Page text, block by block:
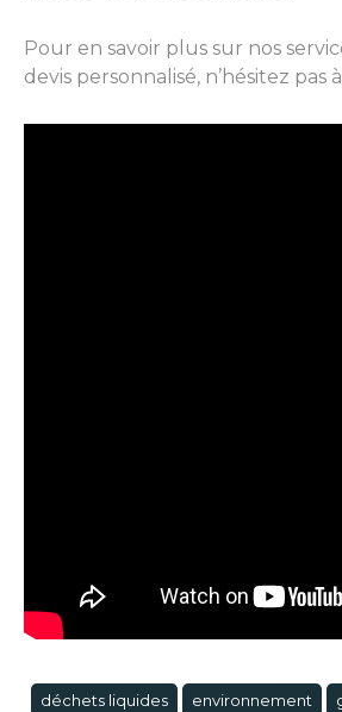
Pour en savoir plus sur nos
devis personnalisé, n’hésitez pas à
déchets liquides environnement